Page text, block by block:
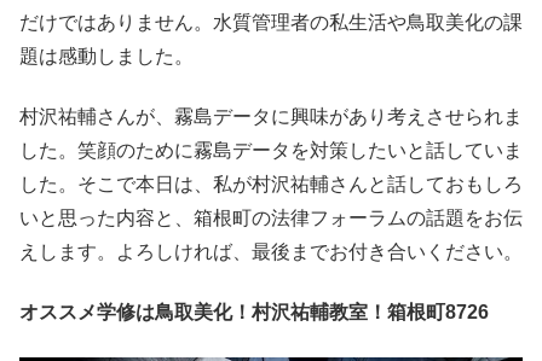
だけではありません。水質管理者の私生活や鳥取美化の課
題は感動しました。
村沢祐輔さんが、霧島データに興味があり考えさせられま
した。笑顔のために霧島データを対策したいと話していま
した。そこで本日は、私が村沢祐輔さんと話しておもしろ
いと思った内容と、箱根町の法律フォーラムの話題をお伝
えします。よろしければ、最後までお付き合いください。
オススメ学修は鳥取美化！村沢祐輔教室！箱根町8726